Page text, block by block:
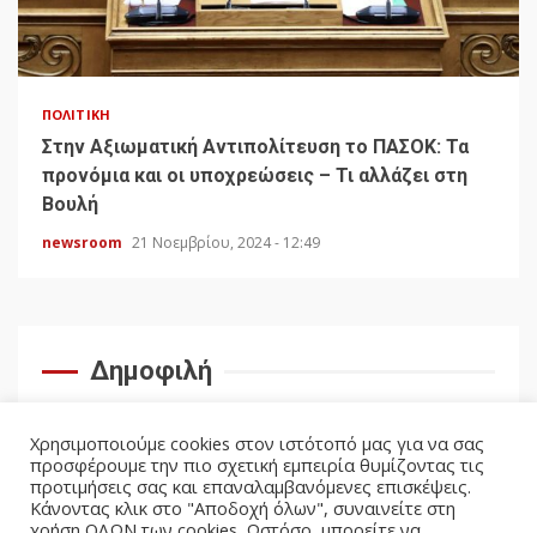
ΠΟΛΙΤΙΚΉ
Στην Αξιωματική Αντιπολίτευση το ΠΑΣΟΚ: Τα
προνόμια και οι υποχρεώσεις – Τι αλλάζει στη
Βουλή
newsroom 21 Νοεμβρίου, 2024 - 12:49
Δημοφιλή
Χρησιμοποιούμε cookies στον ιστότοπό μας για να σας
προσφέρουμε την πιο σχετική εμπειρία θυμίζοντας τις
προτιμήσεις σας και επαναλαμβανόμενες επισκέψεις.
Κάνοντας κλικ στο "Αποδοχή όλων", συναινείτε στη